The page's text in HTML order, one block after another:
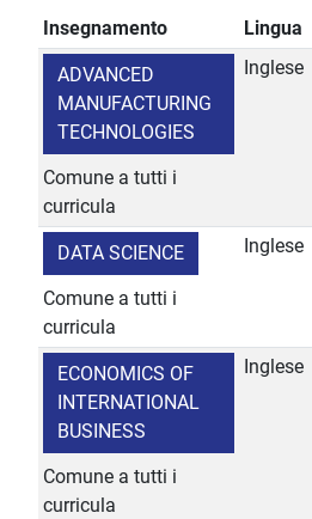
Insegnamento Lingua
ADVANCED
MANUFACTURING
TECHNOLOGIES
Comune a tutti i
curricula
Inglese
DATA SCIENCE
Comune a tutti i
curricula
Inglese
ECONOMICS OF
INTERNATIONAL
BUSINESS
Comune a tutti i
curricula
Inglese